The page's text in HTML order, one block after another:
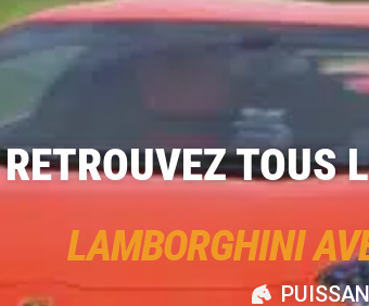
RETROUVEZ TOUS
LAMBORGHINI